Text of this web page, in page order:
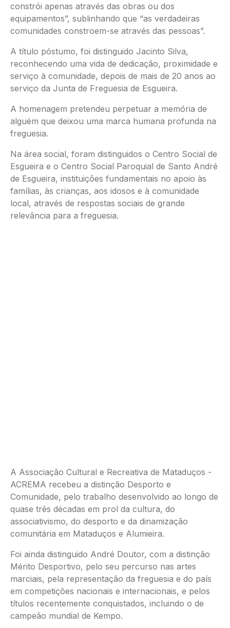
constrói apenas através das obras ou dos
equipamentos”, sublinhando que “as verdadeiras
comunidades constroem-se através das pessoas”.
A título póstumo, foi distinguido Jacinto Silva,
reconhecendo uma vida de dedicação, proximidade e
serviço à comunidade, depois de mais de 20 anos ao
serviço da Junta de Freguesia de Esgueira.
A homenagem pretendeu perpetuar a memória de
alguém que deixou uma marca humana profunda na
freguesia.
Na área social, foram distinguidos o Centro Social de
Esgueira e o Centro Social Paroquial de Santo André
de Esgueira, instituições fundamentais no apoio às
famílias, às crianças, aos idosos e à comunidade
local, através de respostas sociais de grande
relevância para a freguesia.
A Associação Cultural e Recreativa de Mataduços -
ACREMA recebeu a distinção Desporto e
Comunidade, pelo trabalho desenvolvido ao longo de
quase três décadas em prol da cultura, do
associativismo, do desporto e da dinamização
comunitária em Mataduços e Alumieira.
Foi ainda distinguido André Doutor, com a distinção
Mérito Desportivo, pelo seu percurso nas artes
marciais, pela representação da freguesia e do país
em competições nacionais e internacionais, e pelos
títulos recentemente conquistados, incluindo o de
campeão mundial de Kempo.